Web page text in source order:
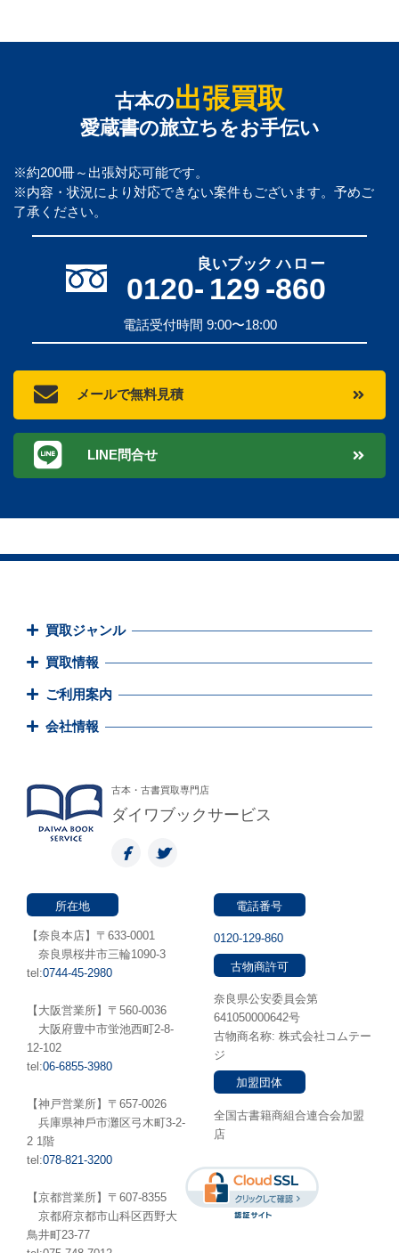
古本の出張買取
愛蔵書の旅立ちをお手伝い
※約200冊～出張対応可能です。
※内容・状況により対応できない案件もございます。予めご
了承ください。
0120- 129
良いブック
-860
ハロー
電話受付時間 9:00〜18:00
メールで無料見積
LINE問合せ
買取ジャンル
買取情報
ご利用案内
会社情報
古本・古書買取専門店
ダイワブックサービス
所在地
【奈良本店】〒633-0001
奈良県桜井市三輪1090-3
tel:0744-45-2980
【大阪営業所】〒560-0036
⼤阪府豊中市蛍池⻄町2-8-
12-102
tel:06-6855-3980
【神戸営業所】〒657-0026
兵庫県神⼾市灘区弓木町3-2-
2 1階
tel:078-821-3200
【京都営業所】〒607-8355
京都府京都市山科区西野大
鳥井町23-77
電話番号
0120-129-860
古物商許可
奈良県公安委員会第
641050000642号
古物商名称: 株式会社コムテー
ジ
加盟団体
全国古書籍商組合連合会加盟
店